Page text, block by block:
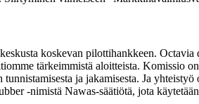
koskevan pilottihankkeen.
tärkeimmistä aloitteista. Komissio
ja jakamisesta. Ja
-nimistä Nawas-säätiötä, jota